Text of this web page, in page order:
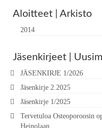
Aloitteet | Arkisto
2014
Jäsenkirjeet |
JÄSENKIRJE 1/2026
Jäsenkirje 2.2025
Jäsenkirje 1/2025
Tervetuloa Osteoporoosin
Heinolaan